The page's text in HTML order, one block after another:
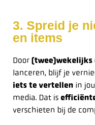
3. Spreid je
en items
Door(twee)wekelijks
lanceren, blijf je
iets te vertellen in
media. Dat is
verschieten bij de